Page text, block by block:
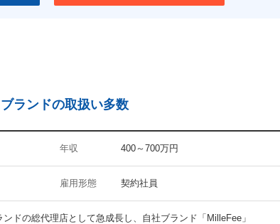
ランドの取扱い多数
年収 400～700万円
雇用形態 契約社員
ドの総代理店として急成長し、自社ブランド「MilleFee」